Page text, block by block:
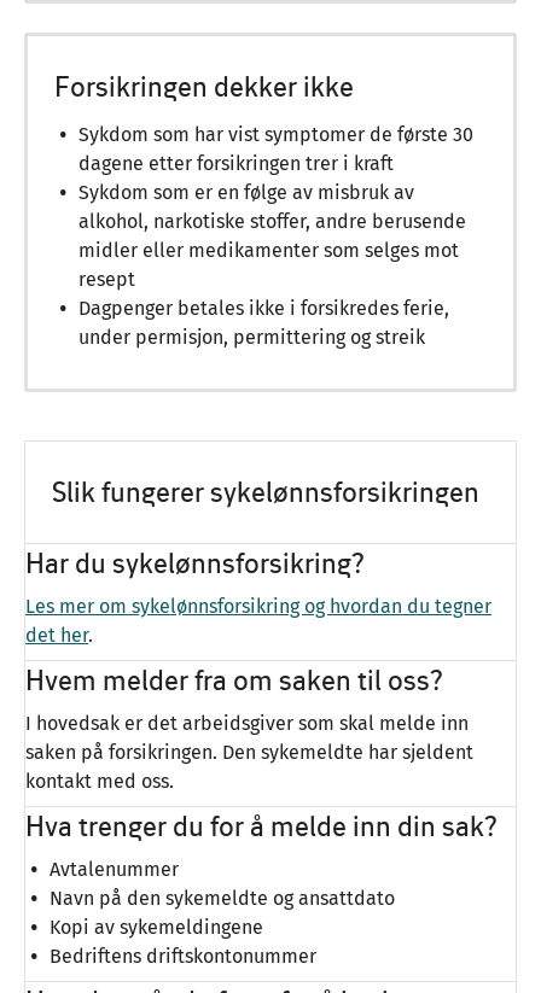
Forsikringen dekker ikke
Sykdom som har vist symptomer de første 30
dagene etter forsikringen trer i kraft
Sykdom som er en følge av misbruk av
alkohol, narkotiske stoffer, andre berusende
midler eller medikamenter som selges mot
resept
Dagpenger betales ikke i forsikredes ferie,
under permisjon, permittering og streik
Slik fungerer sykelønnsforsikringen
Har du sykelønnsforsikring?
Les mer om sykelønnsforsikring og hvordan du tegner
det her.
Hvem melder fra om saken til oss?
I hovedsak er det arbeidsgiver som skal melde inn
saken på forsikringen. Den sykemeldte har sjeldent
kontakt med oss.
Hva trenger du for å melde inn din sak?
Avtalenummer
Navn på den sykemeldte og ansattdato
Kopi av sykemeldingene
Bedriftens driftskontonummer